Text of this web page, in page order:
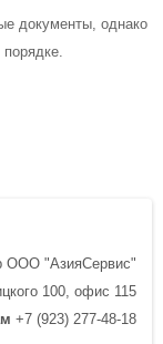
документы, однако
ООО "АзияСервис"
100, офис 115
+7 (923) 277-48-18